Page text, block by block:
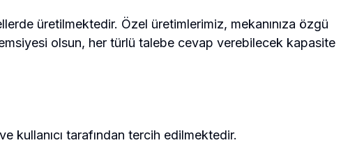
üretilmektedir. Özel üretimlerimiz, mekanınıza özgü
olsun, her türlü talebe cevap verebilecek kapasite
kullanıcı tarafından tercih edilmektedir.